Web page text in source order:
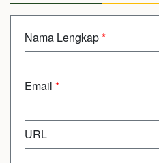
Nama Lengkap*
Email *
URL